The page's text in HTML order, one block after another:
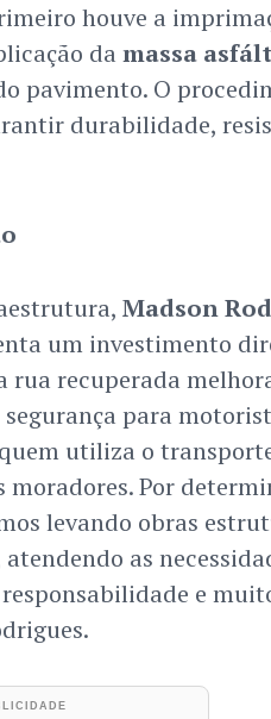
houve a
da massa
pavimento. O
durabilidade,
Madson
um investimento
rua recuperada
para
utiliza o
Por
levando obras
as
e